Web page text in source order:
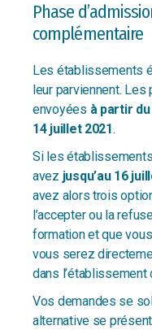
Phase
complémentaire
Les établissements
leur parviennent.
envoyées à partir du
14 juillet 2021.
Si les
avez jusqu’au 16
avez alors trois
l’accepter ou la
formation et que
vous serez
dans l’établissement
Vos demandes se
alternative se